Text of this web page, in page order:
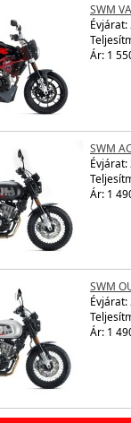
SWM
Évjárat:
Ár: 1
SWM
Évjárat:
Ár: 1
SWM
Évjárat:
Ár: 1